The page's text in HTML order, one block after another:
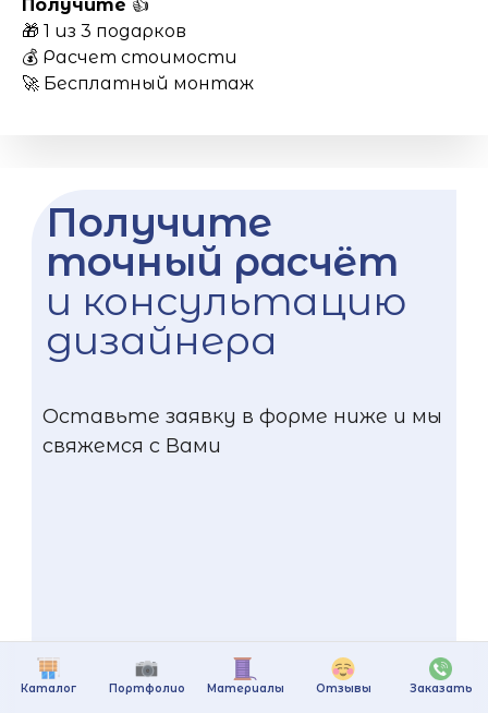
Каталог Портфолио Материалы Отзывы Заказать
Получите 👍
🎁 1 из 3 подарков
💰 Расчет стоимости
🚀 Бесплатный монтаж
Получите
точный расчёт
и консультацию
дизайнера
Оставьте заявку в форме ниже и мы
свяжемся с Вами